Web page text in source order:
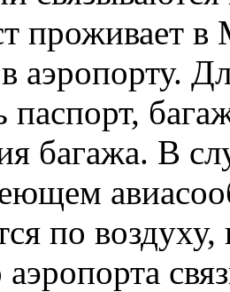
проживает
аэропорту.
паспорт,
багажа. В
по
аэропорта